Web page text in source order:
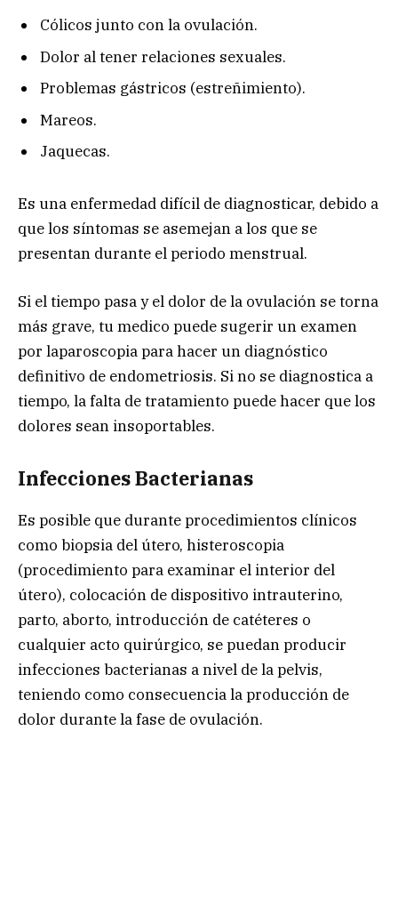
Cólicos junto con la ovulación.
Dolor al tener relaciones sexuales.
Problemas gástricos (estreñimiento).
Mareos.
Jaquecas.
Es una enfermedad difícil de diagnosticar, debido a
que los síntomas se asemejan a los que se
presentan durante el periodo menstrual.
Si el tiempo pasa y el dolor de la ovulación se torna
más grave, tu medico puede sugerir un examen
por laparoscopia para hacer un diagnóstico
definitivo de endometriosis. Si no se diagnostica a
tiempo, la falta de tratamiento puede hacer que los
dolores sean insoportables.
Infecciones Bacterianas
Es posible que durante procedimientos clínicos
como biopsia del útero, histeroscopia
(procedimiento para examinar el interior del
útero), colocación de dispositivo intrauterino,
parto, aborto, introducción de catéteres o
cualquier acto quirúrgico, se puedan producir
infecciones bacterianas a nivel de la pelvis,
teniendo como consecuencia la producción de
dolor durante la fase de ovulación.